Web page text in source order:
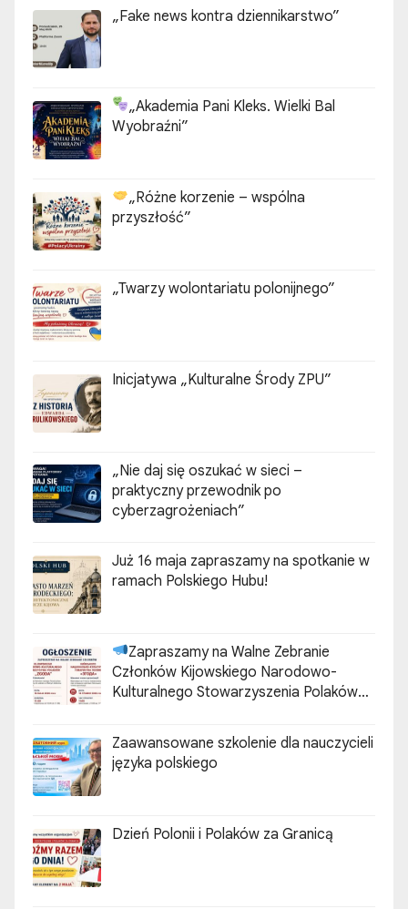
„Fake news kontra dziennikarstwo”
„Akademia Pani Kleks. Wielki Bal
Wyobraźni”
„Różne korzenie – wspólna
przyszłość”
„Twarzy wolontariatu polonijnego”
Inicjatywa „Kulturalne Środy ZPU”
„Nie daj się oszukać w sieci –
praktyczny przewodnik po
cyberzagrożeniach”
Już 16 maja zapraszamy na spotkanie w
ramach Polskiego Hubu!
Zapraszamy na Walne Zebranie
Członków Kijowskiego Narodowo-
Kulturalnego Stowarzyszenia Polaków
Zaawansowane szkolenie dla nauczycieli
języka polskiego
Dzień Polonii i Polaków za Granicą